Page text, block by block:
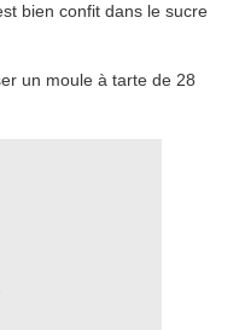
bien confit dans le sucre
un moule à tarte de 28